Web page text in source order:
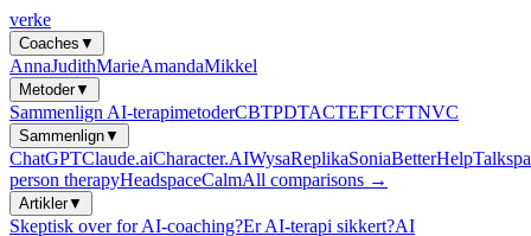
verke
Coaches ▼
AnnaJudithMarieAmandaMikkel
Metoder▼
Sammenlign AI-terapimetoderCBTPDTACTEFTCFTNVC
Sammenlign▼
ChatGPTClaude.aiCharacter.AIWysaReplikaSoniaBetterHelp
person therapyHeadspaceCalmAll comparisons →
Artikler▼
Skeptisk over for AI-coaching?Er AI-terapi sikkert?AI